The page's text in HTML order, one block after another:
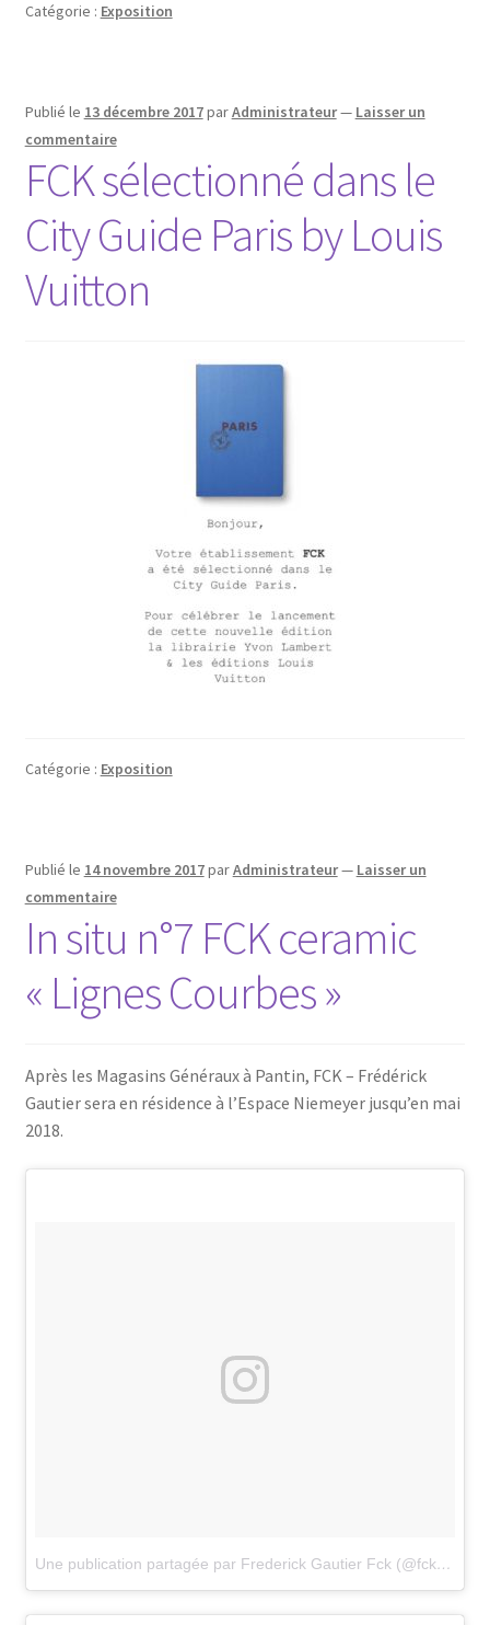
Catégorie : Exposition
Publié le 13 décembre 2017parAdministrateur— Laisser un
commentaire
FCK sélectionné dans le
City Guide Paris by Louis
Vuitton
Catégorie : Exposition
Publié le 14 novembre 2017parAdministrateur— Laisser un
commentaire
In situ n°7 FCK ceramic
« Lignes Courbes »
Après les Magasins Généraux à Pantin, FCK – Frédérick
Gautier sera en résidence à l’Espace Niemeyer jusqu’en mai
2018.
Une publication partagée par Frederick Gautier Fck (@fckgautier_frederickgautier)